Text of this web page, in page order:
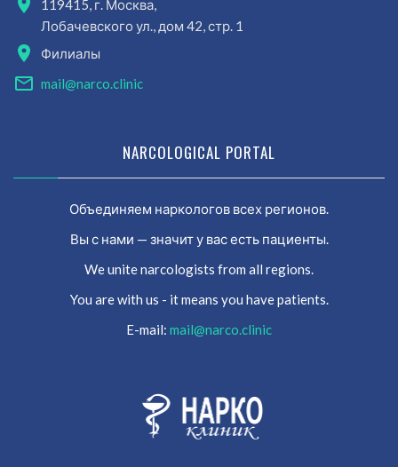
119415, г. Москва,
Лобачевского ул., дом 42, стр. 1
Филиалы
mail@narco.clinic
NARCOLOGICAL PORTAL
Объединяем наркологов всех регионов.
Вы с нами — значит у вас есть пациенты.
We unite narcologists from all regions.
You are with us - it means you have patients.
E-mail: mail@narco.clinic